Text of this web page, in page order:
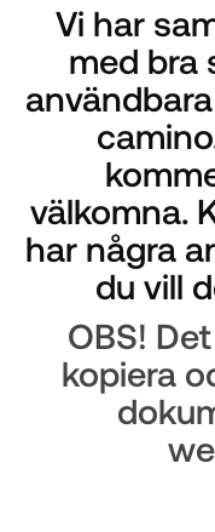
Vi har
med bra
välkomna.
har några
du vill
OBS!
kopiera